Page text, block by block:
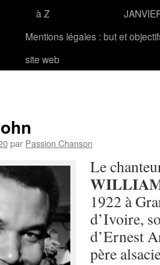
à Z
Mentions légales : but et
site web
par Passion Chanson
Le
1922 à
d’Ivoire,
d’Ernest
père